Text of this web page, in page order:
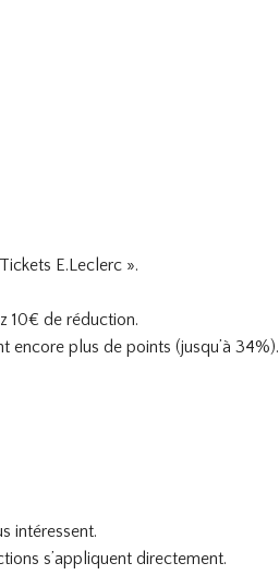
E.Leclerc ».
10€ de réduction.
encore plus de points (jusqu’à 34%).
intéressent.
s’appliquent directement.